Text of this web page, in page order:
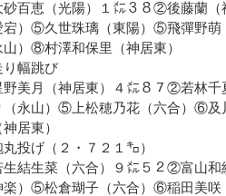
百恵（光陽）１㍍３８②後藤蘭
宕）⑤久世珠璃（東陽）⑤飛彈野
山）⑧村澤和保里（神居東）
幅跳び
美月（神居東）４㍍８７②若林
（永山）⑤上松穂乃花（六合）⑥
居東）
投げ（２・７２１㌔）
結生菜（六合）９㍍５２②富山
楽）⑤松倉瑚子（六合）⑥稲田美